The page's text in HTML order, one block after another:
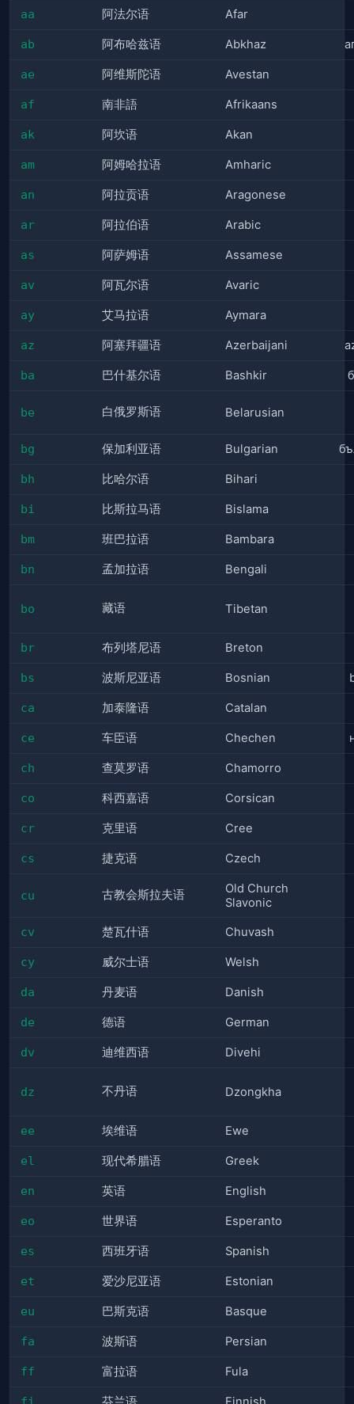
aa 阿法尔语 Afar
ab 阿布哈兹语 Abkhaz
ae 阿维斯陀语 Avestan
af 南非語 Afrikaans
ak 阿坎语 Akan
am 阿姆哈拉语 Amharic
an 阿拉贡语 Aragonese
ar 阿拉伯语 Arabic
as 阿萨姆语 Assamese
av 阿瓦尔语 Avaric
ay 艾马拉语 Aymara
az 阿塞拜疆语 Azerbaijani
ba 巴什基尔语 Bashkir
be 白俄罗斯语 Belarusian
bg 保加利亚语 Bulgarian
bh 比哈尔语 Bihari
bi 比斯拉马语 Bislama
bm 班巴拉语 Bambara
bn 孟加拉语 Bengali
bo 藏语 Tibetan
br 布列塔尼语 Breton
bs 波斯尼亚语 Bosnian
ca 加泰隆语 Catalan
ce 车臣语 Chechen
ch 查莫罗语 Chamorro
co 科西嘉语 Corsican
cr 克里语 Cree
cs 捷克语 Czech
cu 古教会斯拉夫语
Old Church
Slavonic
cv 楚瓦什语 Chuvash
cy 威尔士语 Welsh
da 丹麦语 Danish
de 德语 German
dv 迪维西语 Divehi
dz 不丹语 Dzongkha
ee 埃维语 Ewe
el 现代希腊语 Greek
en 英语 English
eo 世界语 Esperanto
es 西班牙语 Spanish
et 爱沙尼亚语 Estonian
eu 巴斯克语 Basque
fa 波斯语 Persian
ff 富拉语 Fula